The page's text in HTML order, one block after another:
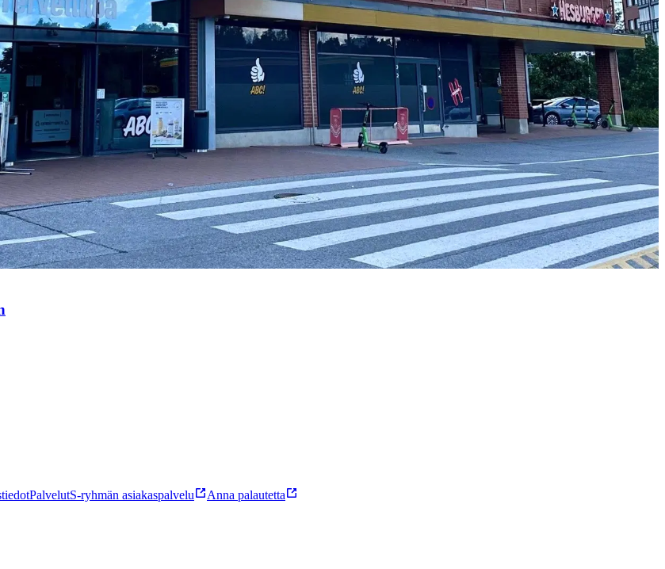
PalvelutS-ryhmän asiakaspalvelu Anna palautetta